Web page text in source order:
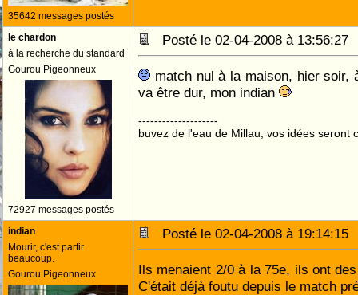
35642 messages postés
le chardon
à la recherche du standard
Gourou Pigeonneux
72927 messages postés
Posté le 02-04-2008 à
match nul à la maison, hier soir,
va être dur, mon indian
--------------------
buvez de l'eau de Millau, vos idées seront
indian
Mourir, c'est partir
beaucoup.
Gourou Pigeonneux
Posté le 02-04-2008 à
Ils menaient 2/0 à la 75e, ils ont
C'était déjà foutu depuis le match